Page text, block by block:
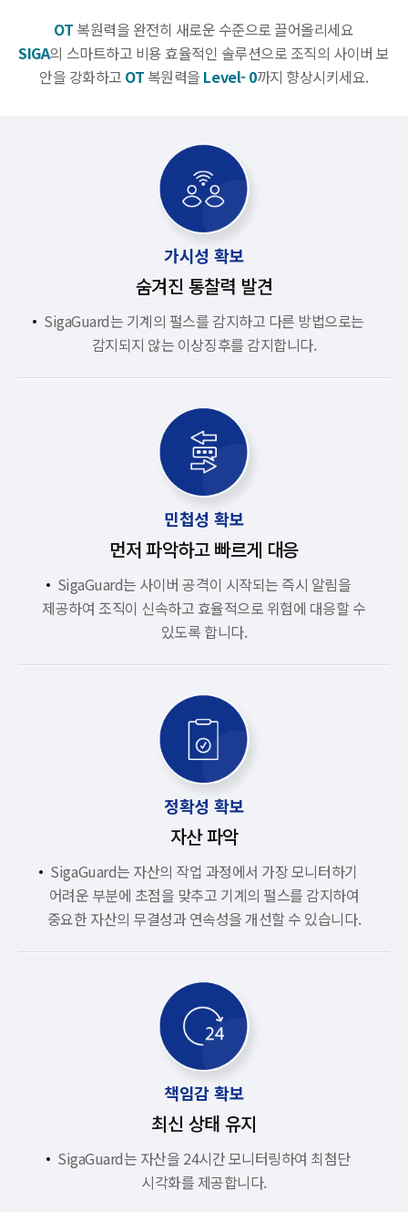
OT 복원력을 완전히 새로운 수준으로 끌어올리세요
SIGA의 스마트하고 비용 효율적인 솔루션으로 조직의 사이버 보
안을 강화하고 OT 복원력을 Level- 0까지 향상시키세요.
가시성 확보
숨겨진 통찰력 발견
SigaGuard는 기계의 펄스를 감지하고 다른 방법으로는
감지되지 않는 이상징후를 감지합니다.
민첩성 확보
먼저 파악하고 빠르게 대응
SigaGuard는 사이버 공격이 시작되는 즉시 알림을
제공하여 조직이 신속하고 효율적으로 위험에 대응할 수
있도록 합니다.
정확성 확보
자산 파악
SigaGuard는 자산의 작업 과정에서 가장 모니터하기
어려운 부분에 초점을 맞추고 기계의 펄스를 감지하여
중요한 자산의 무결성과 연속성을 개선할 수 있습니다.
책임감 확보
최신 상태 유지
SigaGuard는 자산을 24시간 모니터링하여 최첨단
시각화를 제공합니다.